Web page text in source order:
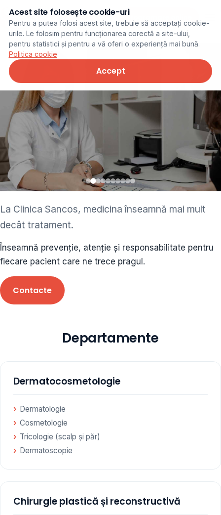
Programare online
ginecolog • cardiolog •
ORL • endocrinolog
Cât și alte specialități medicale, toate în cadrul aceleiași
Clinici
Programare
La Clinica Sancos, medicina înseamnă mai mult
decât tratament.
Înseamnă prevenție, atenție și responsabilitate pentru
fiecare pacient care ne trece pragul.
Contacte
Departamente
Dermatocosmetologie
Dermatologie
Cosmetologie
Tricologie (scalp și păr)
Dermatoscopie
Chirurgie plastică și reconstructivă
Acest site folosește cookie-uri
Pentru a putea folosi acest site, trebuie să acceptați cookie-
urile. Le folosim pentru funcționarea corectă a site-ului,
pentru statistici și pentru a vă oferi o experiență mai bună.
Politica cookie
Accept